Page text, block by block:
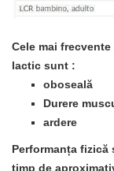
Cele mai
lactic sunt :
oboseală
Durere
ardere
Performanța fizică
timp de